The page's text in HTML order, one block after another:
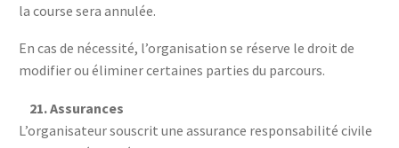
la course sera annulée.
En cas de nécessité, l’organisation se réserve le droit de
modifier ou éliminer certaines parties du parcours.
21.Assurances
L’organisateur souscrit une assurance responsabilité civile